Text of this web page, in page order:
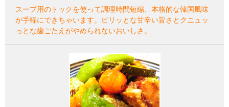
スープ用のトックを使って調理時間短縮、本格的な韓国風味
が手軽にできちゃいます。ピリッとな甘辛い旨さとクニュッ
っとな歯ごたえがやめられないおいしさ。